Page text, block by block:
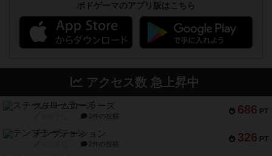
ボドゲーマのアプリ版はこちら
アクセス数 急上昇中
686 PT
スチームローラーズ
2件の投稿
326 PT
テンプテーション
2件の投稿